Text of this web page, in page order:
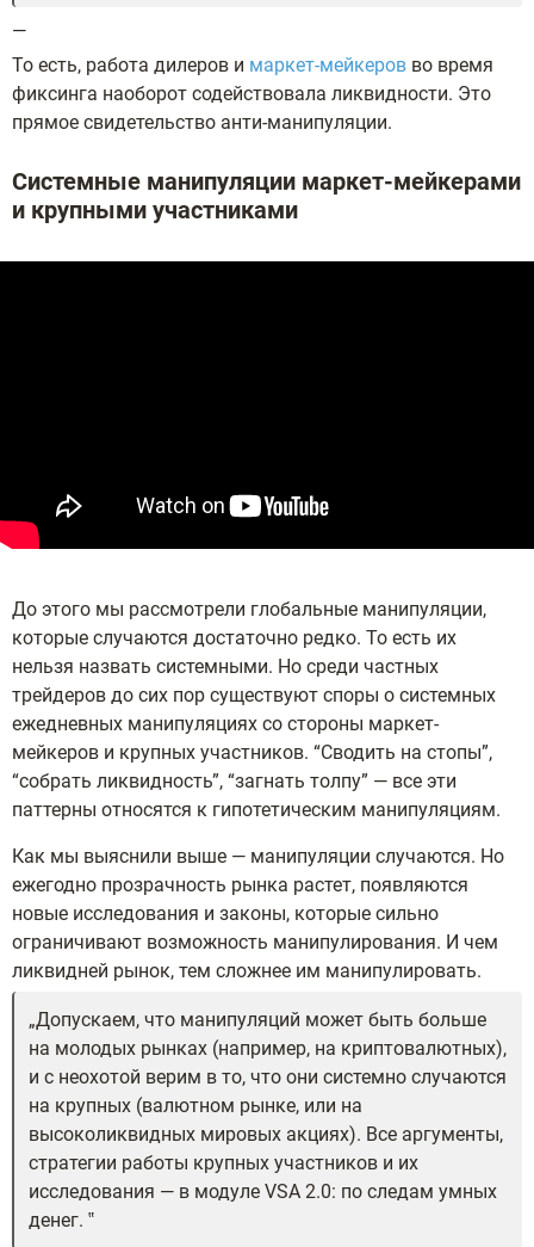
—
То есть, работа дилеров и маркет-мейкеров во время
фиксинга наоборот содействовала ликвидности. Это
прямое свидетельство анти-манипуляции.
Системные манипуляции маркет-мейкерами
и крупными участниками
До этого мы рассмотрели глобальные манипуляции,
которые случаются достаточно редко. То есть их
нельзя назвать системными. Но среди частных
трейдеров до сих пор существуют споры о системных
ежедневных манипуляциях со стороны маркет-
мейкеров и крупных участников. “Сводить на стопы”,
“собрать ликвидность”, “загнать толпу” — все эти
паттерны относятся к гипотетическим манипуляциям.
Как мы выяснили выше — манипуляции случаются. Но
ежегодно прозрачность рынка растет, появляются
новые исследования и законы, которые сильно
ограничивают возможность манипулирования. И чем
ликвидней рынок, тем сложнее им манипулировать.
Допускаем, что манипуляций может быть больше
на молодых рынках (например, на криптовалютных),
и с неохотой верим в то, что они системно случаются
на крупных (валютном рынке, или на
высоколиквидных мировых акциях). Все аргументы,
стратегии работы крупных участников и их
исследования — в модуле VSA 2.0: по следам умных
денег.